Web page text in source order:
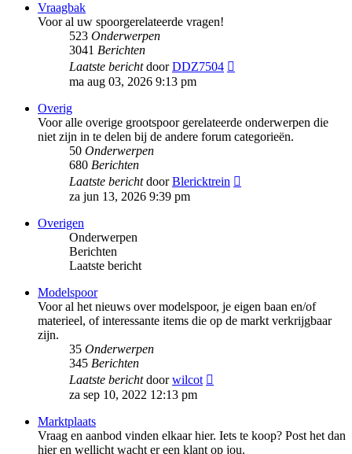
Vraagbak
Voor al uw spoorgerelateerde vragen!
523 Onderwerpen
3041 Berichten
Laatste berichtdoorDDZ7504
ma aug 03, 2026 9:13 pm
Overig
Voor alle overige grootspoor gerelateerde onderwerpen die
niet zijn in te delen bij de andere forum categorieën.
50 Onderwerpen
680 Berichten
Laatste berichtdoorBlericktrein
za jun 13, 2026 9:39 pm
Overigen
Onderwerpen
Berichten
Laatste bericht
Modelspoor
Voor al het nieuws over modelspoor, je eigen baan en/of
materieel, of interessante items die op de markt verkrijgbaar
zijn.
35 Onderwerpen
345 Berichten
Laatste berichtdoorwilcot
za sep 10, 2022 12:13 pm
Marktplaats
Vraag en aanbod vinden elkaar hier. Iets te koop? Post het dan
hier en wellicht wacht er een klant op jou.